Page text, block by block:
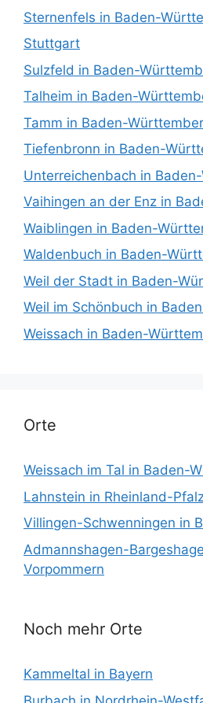
Sternenfels in Baden-
Stuttgart
Sulzfeld in Baden-
Talheim in Baden-
Tamm in Baden-
Tiefenbronn in Baden-
Unterreichenbach in
Vaihingen an der Enz in
Waiblingen in Baden-
Waldenbuch in Baden-
Weil der Stadt in Baden-
Weil im Schönbuch in
Weissach in Baden-
Orte
Weissach im Tal in Baden-
Lahnstein in Rheinland-
Villingen-Schwenningen in
Admannshagen-
Vorpommern
Noch mehr Orte
Kammeltal in Bayern